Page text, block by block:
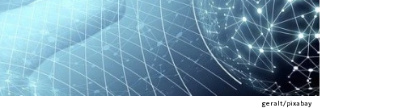
geralt/pixabay